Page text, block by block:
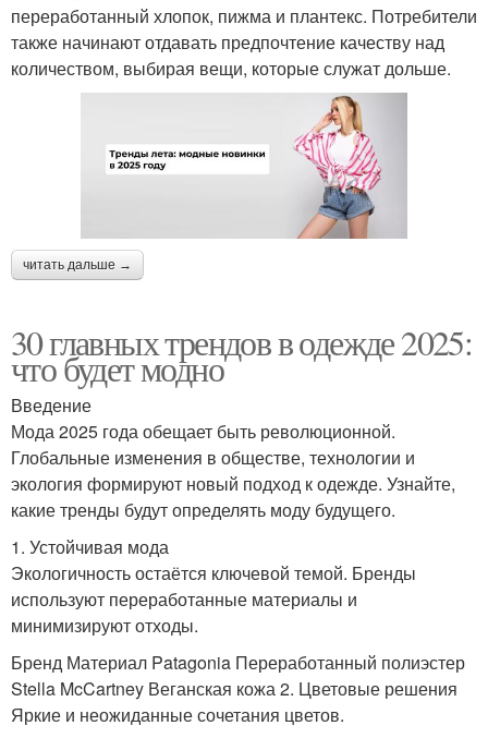
переработанный хлопок, пижма и плантекс. Потребители
также начинают отдавать предпочтение качеству над
количеством, выбирая вещи, которые служат дольше.
читать дальше →
30 главных трендов в одежде 2025:
что будет модно
Введение
Мода 2025 года обещает быть революционной.
Глобальные изменения в обществе, технологии и
экология формируют новый подход к одежде. Узнайте,
какие тренды будут определять моду будущего.
1. Устойчивая мода
Экологичность остаётся ключевой темой. Бренды
используют переработанные материалы и
минимизируют отходы.
Бренд Материал Patagonia Переработанный полиэстер
Stella McCartney Веганская кожа 2. Цветовые решения
Яркие и неожиданные сочетания цветов.